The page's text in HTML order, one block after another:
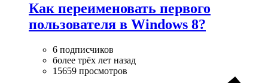
Как переименовать первого
пользователя в Windows 8?
6 подписчиков
более трёх лет назад
15659 просмотров